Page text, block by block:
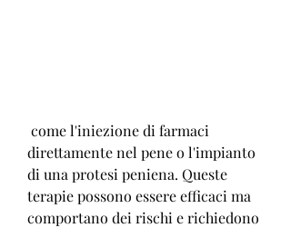
direttamente nel pene o l'impianto
di una protesi peniena. Queste
terapie possono essere efficaci ma
comportano dei rischi e richiedono